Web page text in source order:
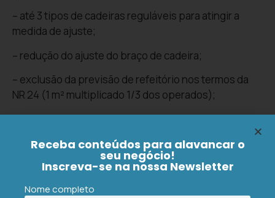
– até 3 tipos de cadeiras reguláveis para atingir a
medida de ajuste;
– redução do ajuste do braço de cadeira;
– exclusão da previsão de refeitório nos termos da
NR 24 (1 m² multiplicado 1/3 dos operados);
– exclusão da previsão de limite de ruído NIC de 55;
– exclusão do limite objetivo para fixação de metas,
mantendo somente quilo que já é aplicável em
função da NR 17 (já vigente);
Receba conteúdos para alavancar o
seu negócio!
Inscreva-se na nossa Newsletter
Nome completo